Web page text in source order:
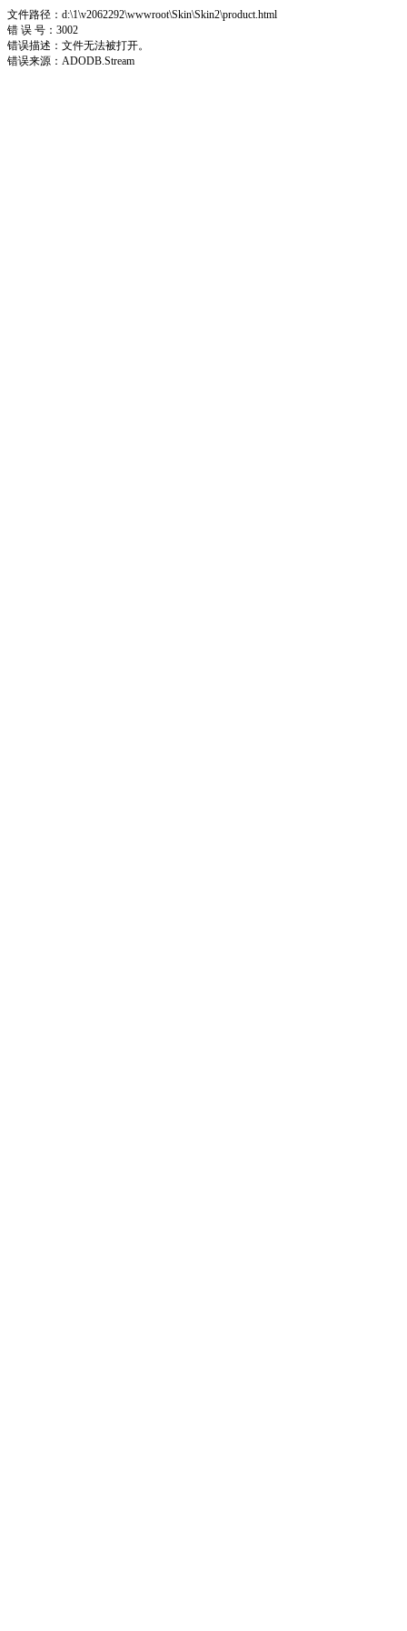
文件路径：d:\1\v2062292\wwwroot\Skin\Skin2\product.html
错 误 号：3002
错误描述：文件无法被打开。
错误来源：ADODB.Stream